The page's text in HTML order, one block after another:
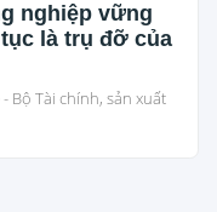
nghiệp vững
là trụ đỡ của
Bộ Tài chính, sản xuất